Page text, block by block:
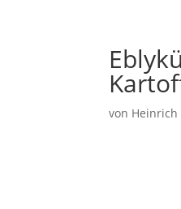
von Heinrich